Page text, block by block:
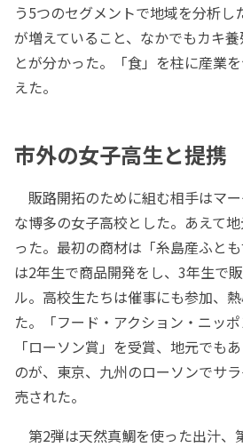
う5つのセグメントで地域を分析し
が増えていること、なかでもカキ
とが分かった。「食」を柱に産業
えた。
市外の女子高生と提携
販路開拓のために組む相手はマ
な博多の女子高校とした。あえて
った。最初の商材は「糸島産ふと
は2年生で商品開発をし、3年生で
ル。高校生たちは催事にも参加、
た。「フード・アクション・ニッポ
「ローソン賞」を受賞、地元でも
のが、東京、九州のローソンでサ
売された。
第2弾は天然真鯛を使った出汁、